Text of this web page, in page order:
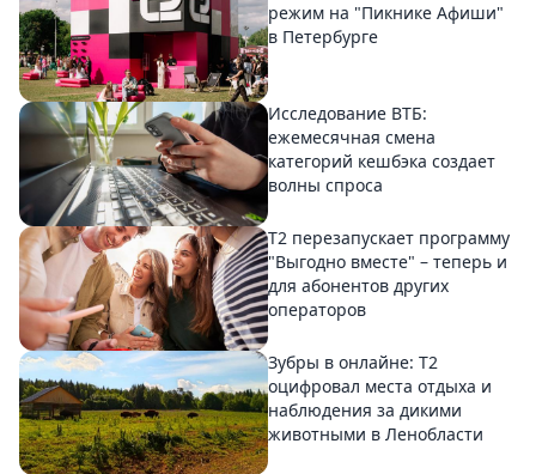
режим на "Пикнике Афиши"
в Петербурге
Исследование ВТБ:
ежемесячная смена
категорий кешбэка создает
волны спроса
Т2 перезапускает программу
"Выгодно вместе" – теперь и
для абонентов других
операторов
Зубры в онлайне: Т2
оцифровал места отдыха и
наблюдения за дикими
животными в Ленобласти